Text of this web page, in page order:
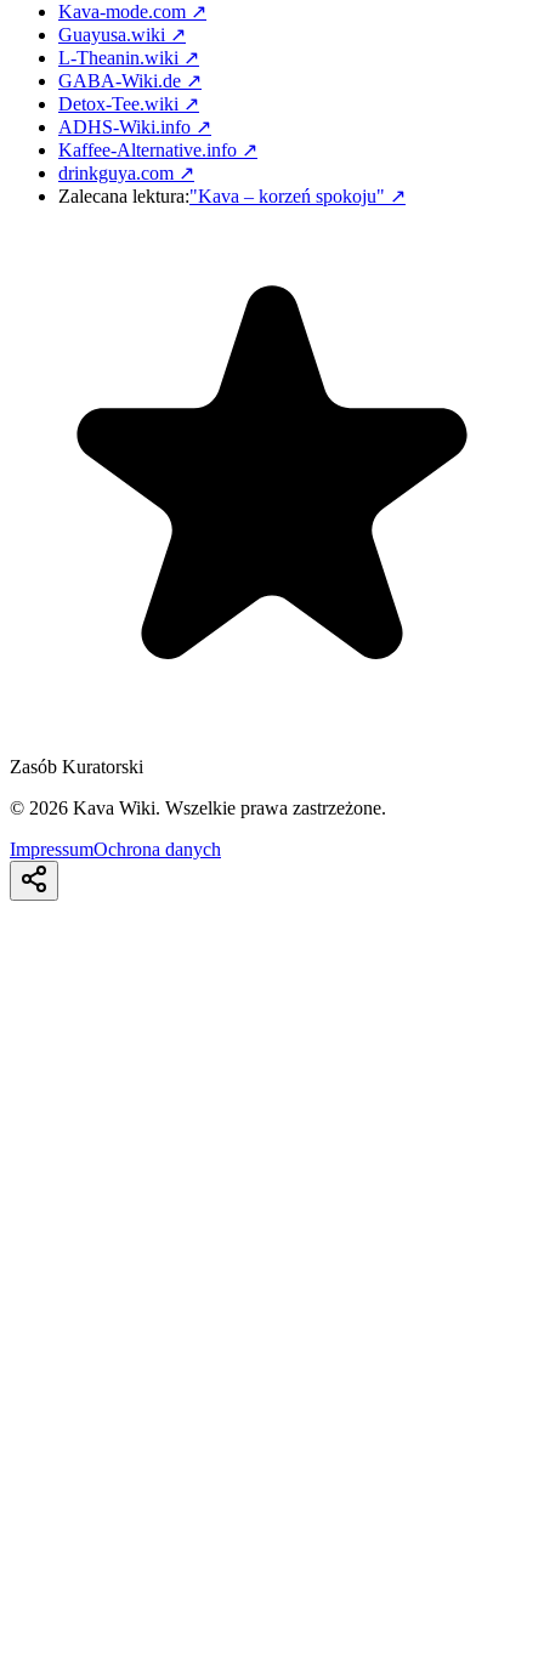
Kava-mode.com ↗
Guayusa.wiki ↗
L-Theanin.wiki ↗
GABA-Wiki.de ↗
Detox-Tee.wiki ↗
ADHS-Wiki.info ↗
Kaffee-Alternative.info ↗
drinkguya.com ↗
Zalecana lektura:"Kava – korzeń spokoju" ↗
Zasób Kuratorski
© 2026 Kava Wiki. Wszelkie prawa zastrzeżone.
ImpressumOchrona danych